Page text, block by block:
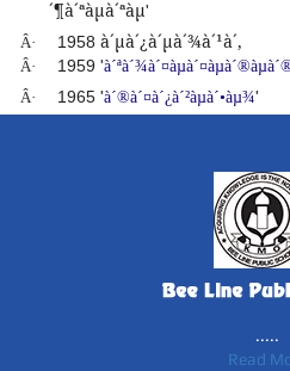
´¶à´ªàµà´ªàµ'
Â· 1958 à´µà´¿à´µà´¾à´¹à´‚
Â· 1959 '
Â· 1965 'à´®à´¤à´¿à´²àµà´•àµ¾'
.....
Read